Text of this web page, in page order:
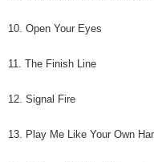
10. Open Your Eyes
11. The Finish Line
12. Signal Fire
13. Play Me Like Your Own